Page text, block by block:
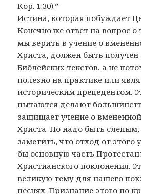
Кор. 1:30).”
Истина, которая побуждает
Конечно же ответ на вопрос
мы верить в учение о
Христа, должен быть получен
Библейских текстов, а не
полезно на практике или
историческим прецедентом.
пытаются делают
защищает учение о
Христа. Но надо быть
заметить, что отход от этого
бы основную часть
Христианского поклонения.
великую тему для нашего
песнях. Признание этого по